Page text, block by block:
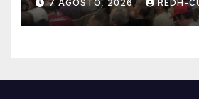
Continental de
Movimientos en
7 AGOSTO, 2026 REDH-